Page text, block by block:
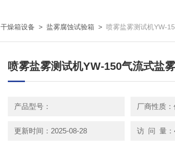
干燥箱设备 > 盐雾腐蚀试验箱 > 喷雾盐雾测试机YW-
喷雾盐雾测试机YW-150气流式盐
产品型号： 厂商性质
更新时间：2025-08-28 访 问 量：